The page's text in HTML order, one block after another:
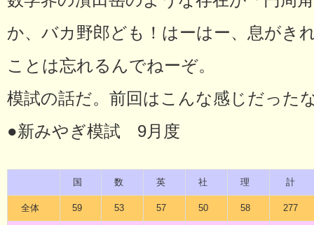
か、バカ野郎ども！はーはー、息がき
ことは忘れるんでねーぞ。
模試の話だ。前回はこんな感じだった
●新みやぎ模試 9月度
国 数 英 社 理 計
全体 59 53 57 50 58 277